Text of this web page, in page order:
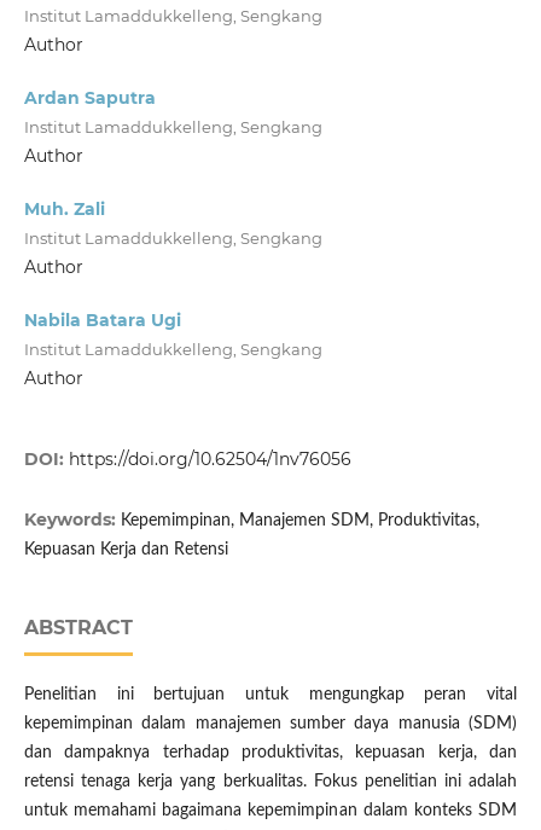
Institut Lamaddukkelleng, Sengkang
Author
Ardan Saputra
Institut Lamaddukkelleng, Sengkang
Author
Muh. Zali
Institut Lamaddukkelleng, Sengkang
Author
Nabila Batara Ugi
Institut Lamaddukkelleng, Sengkang
Author
DOI: https://doi.org/10.62504/1nv76056
Keywords: Kepemimpinan, Manajemen SDM, Produktivitas,
Kepuasan Kerja dan Retensi
ABSTRACT
Penelitian ini bertujuan untuk mengungkap peran vital
kepemimpinan dalam manajemen sumber daya manusia (SDM)
dan dampaknya terhadap produktivitas, kepuasan kerja, dan
retensi tenaga kerja yang berkualitas. Fokus penelitian ini adalah
untuk memahami bagaimana kepemimpinan dalam konteks SDM